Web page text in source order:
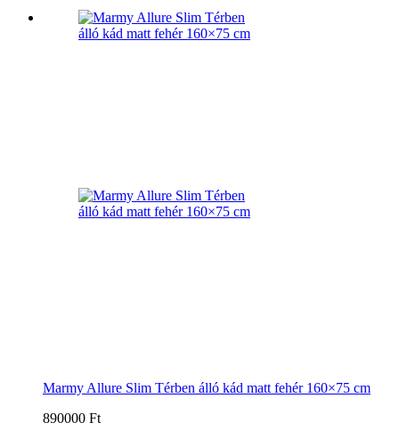
Marmy Allure Slim Térben álló kád matt fehér 160×75 cm
890000 Ft